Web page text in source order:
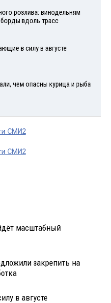
розлива: винодельням
вдоль трасс
в силу в августе
чем опасны курица и рыба
СМИ2
СМИ2
масштабный
закрепить на
в августе